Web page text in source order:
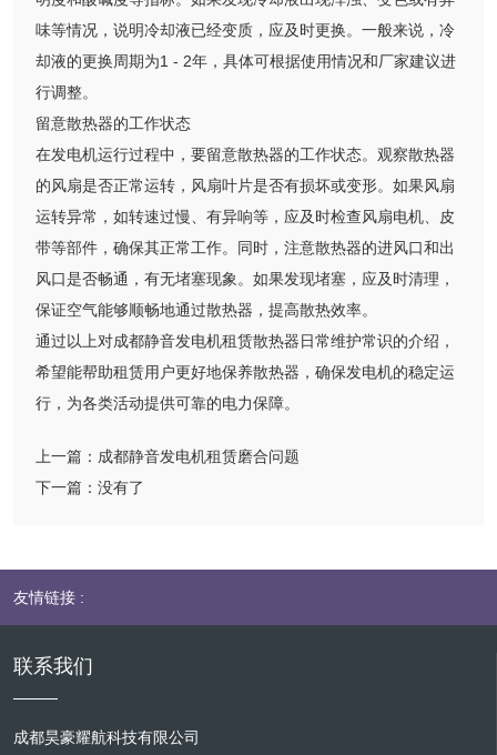
味等情况，说明冷却液已经变质，应及时更换。一般来说，冷
却液的更换周期为1 - 2年，具体可根据使用情况和厂家建议进
行调整。
留意散热器的工作状态
在发电机运行过程中，要留意散热器的工作状态。观察散热器
的风扇是否正常运转，风扇叶片是否有损坏或变形。如果风扇
运转异常，如转速过慢、有异响等，应及时检查风扇电机、皮
带等部件，确保其正常工作。同时，注意散热器的进风口和出
风口是否畅通，有无堵塞现象。如果发现堵塞，应及时清理，
保证空气能够顺畅地通过散热器，提高散热效率。
通过以上对成都静音发电机租赁散热器日常维护常识的介绍，
希望能帮助租赁用户更好地保养散热器，确保发电机的稳定运
行，为各类活动提供可靠的电力保障。
上一篇： 成都静音发电机租赁磨合问题
下一篇： 没有了
友情链接 :
联系我们
成都昊豪耀航科技有限公司